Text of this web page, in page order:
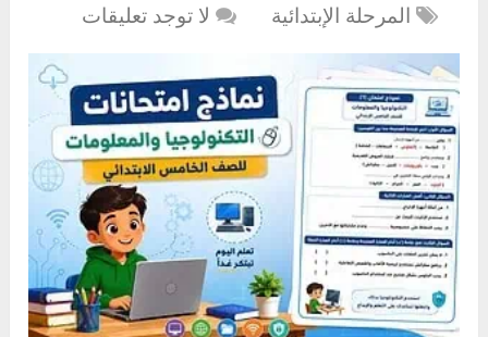
المرحلة الإبتدائية
لا توجد تعليقات